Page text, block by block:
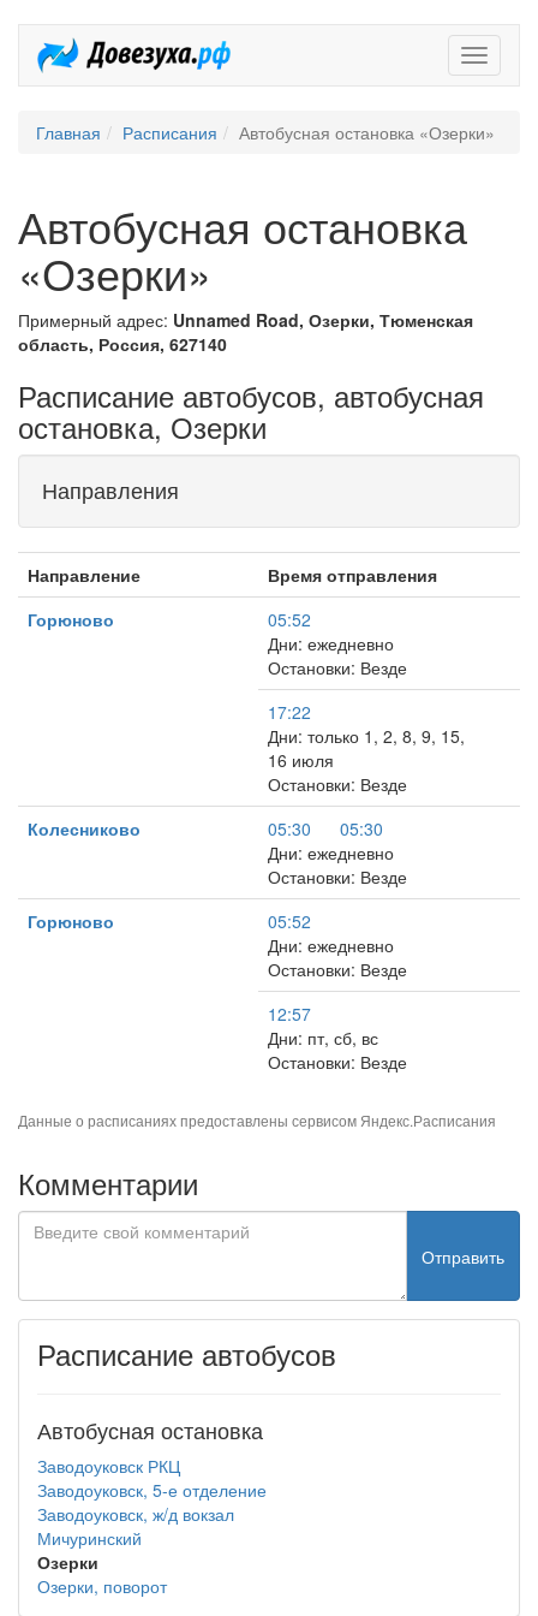
Главная Расписания Автобусная остановка «Озерки»
Автобусная остановка
«Озерки»
Примерный адрес: Unnamed Road, Озерки, Тюменская
область, Россия, 627140
Расписание автобусов, автобусная
остановка, Озерки
Направления
Направление
Время отправления
Горюново
05:52
Дни: ежедневно
Остановки: Везде
17:22
Дни: только 1, 2, 8, 9, 15,
16 июля
Остановки: Везде
Колесниково
05:30
05:30
Дни: ежедневно
Остановки: Везде
Горюново
05:52
Дни: ежедневно
Остановки: Везде
12:57
Дни: пт, сб, вс
Остановки: Везде
Данные о расписаниях предоставлены сервисом Яндекс.Расписания
Комментарии
Отправить
Расписание автобусов
Автобусная остановка
Заводоуковск РКЦ
Заводоуковск, 5-е отделение
Заводоуковск, ж/д вокзал
Мичуринский
Озерки
Озерки, поворот